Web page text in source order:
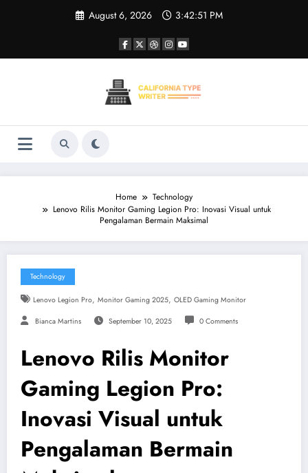
August 6, 2026 3:42:52 PM
Home
Technology
Lenovo Rilis Monitor Gaming Legion Pro: Inovasi Visual untuk
Pengalaman Bermain Maksimal
Technology
Lenovo Legion Pro, Monitor Gaming 2025, OLED Gaming Monitor
Bianca Martins September 10, 2025 0 Comments
Lenovo Rilis Monitor
Gaming Legion Pro:
Inovasi Visual untuk
Pengalaman Bermain